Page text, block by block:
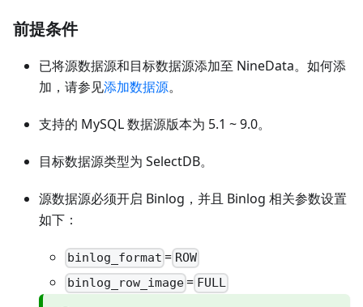
前提条件
已将源数据源和目标数据源添加至 NineData。如何添
加，请参见添加数据源。
支持的 MySQL 数据源版本为 5.1 ~ 9.0。
目标数据源类型为 SelectDB。
源数据源必须开启 Binlog，并且 Binlog 相关参数设置
如下：
binlog_format = ROW
binlog_row_image= FULL